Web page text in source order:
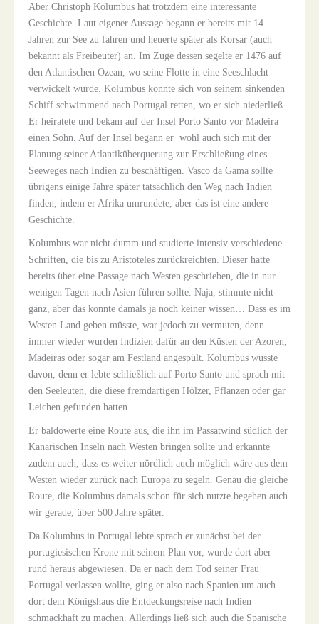
Aber Christoph Kolumbus hat trotzdem eine interessante
Geschichte. Laut eigener Aussage begann er bereits mit 14
Jahren zur See zu fahren und heuerte später als Korsar (auch
bekannt als Freibeuter) an. Im Zuge dessen segelte er 1476 auf
den Atlantischen Ozean, wo seine Flotte in eine Seeschlacht
verwickelt wurde. Kolumbus konnte sich von seinem sinkenden
Schiff schwimmend nach Portugal retten, wo er sich niederließ.
Er heiratete und bekam auf der Insel Porto Santo vor Madeira
einen Sohn. Auf der Insel begann er wohl auch sich mit der
Planung seiner Atlantiküberquerung zur Erschließung eines
Seeweges nach Indien zu beschäftigen. Vasco da Gama sollte
übrigens einige Jahre später tatsächlich den Weg nach Indien
finden, indem er Afrika umrundete, aber das ist eine andere
Geschichte.
Kolumbus war nicht dumm und studierte intensiv verschiedene
Schriften, die bis zu Aristoteles zurückreichten. Dieser hatte
bereits über eine Passage nach Westen geschrieben, die in nur
wenigen Tagen nach Asien führen sollte. Naja, stimmte nicht
ganz, aber das konnte damals ja noch keiner wissen… Dass es im
Westen Land geben müsste, war jedoch zu vermuten, denn
immer wieder wurden Indizien dafür an den Küsten der Azoren,
Madeiras oder sogar am Festland angespült. Kolumbus wusste
davon, denn er lebte schließlich auf Porto Santo und sprach mit
den Seeleuten, die diese fremdartigen Hölzer, Pflanzen oder gar
Leichen gefunden hatten.
Er baldowerte eine Route aus, die ihn im Passatwind südlich der
Kanarischen Inseln nach Westen bringen sollte und erkannte
zudem auch, dass es weiter nördlich auch möglich wäre aus dem
Westen wieder zurück nach Europa zu segeln. Genau die gleiche
Route, die Kolumbus damals schon für sich nutzte begehen auch
wir gerade, über 500 Jahre später.
Da Kolumbus in Portugal lebte sprach er zunächst bei der
portugiesischen Krone mit seinem Plan vor, wurde dort aber
rund heraus abgewiesen. Da er nach dem Tod seiner Frau
Portugal verlassen wollte, ging er also nach Spanien um auch
dort dem Königshaus die Entdeckungsreise nach Indien
schmackhaft zu machen. Allerdings ließ sich auch die Spanische